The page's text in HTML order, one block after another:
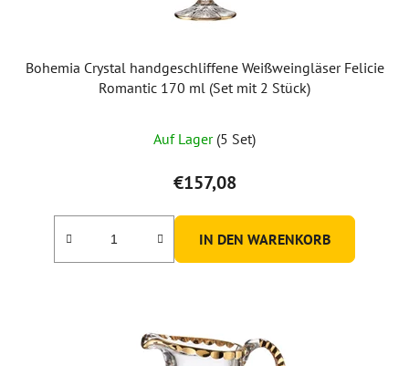
Bohemia Crystal handgeschliffene Weißweingläser Felicie
Romantic 170 ml (Set mit 2 Stück)
Auf Lager (5 Set)
€157,08
IN DEN WARENKORB